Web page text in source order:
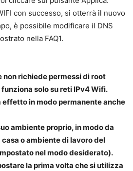
con successo, si otterrà il nuovo
è possibile modificare il DNS
nella FAQ1.
non richiede permessi di root
solo su reti IPv4 Wifi.
effetto in modo permanente anche
ambiente proprio, in modo da
o ambiente di lavoro del
nel modo desiderato).
la prima volta che si utilizza